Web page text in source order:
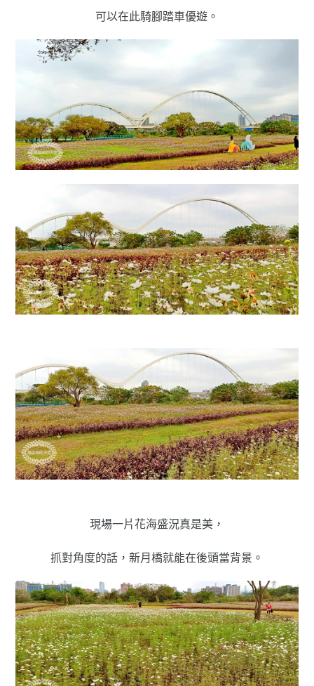
可以在此騎腳踏車優遊。
現場一片花海盛況真是美，
抓對角度的話，新月橋就能在後頭當背景。